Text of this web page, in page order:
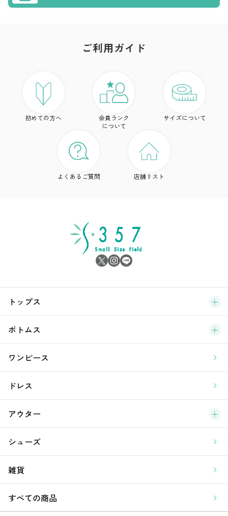
ブ
新
ラ
ア
ご利用ガイド
初めての方へ
会員ランク
について
サイズについて
よくあるご質問 店舗リスト
トップス
ボトムス
ワンピース
ドレス
アウター
シューズ
雑貨
すべての商品